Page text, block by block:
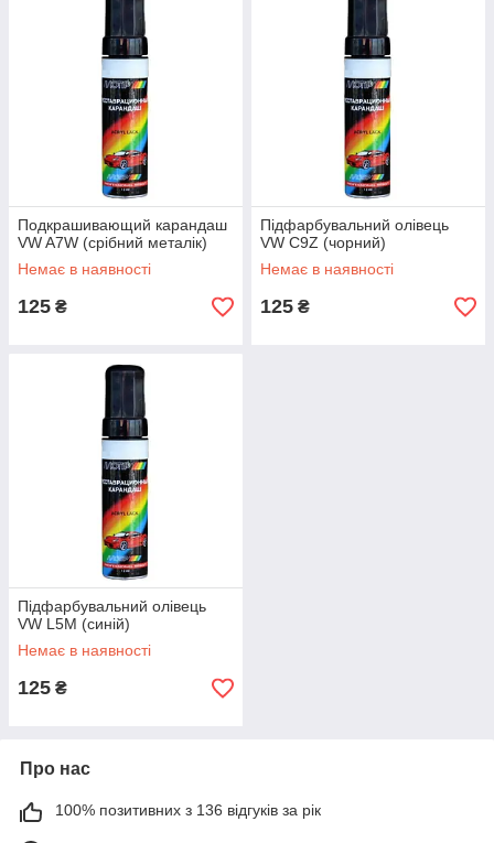
Подкрашивающий карандаш
VW A7W (срібний металік)
Немає в наявності
125 ₴
Підфарбувальний олівець
VW C9Z (чорний)
Немає в наявності
125 ₴
Підфарбувальний олівець
VW L5M (синій)
Немає в наявності
125 ₴
Про нас
100% позитивних з 136 відгуків за рік